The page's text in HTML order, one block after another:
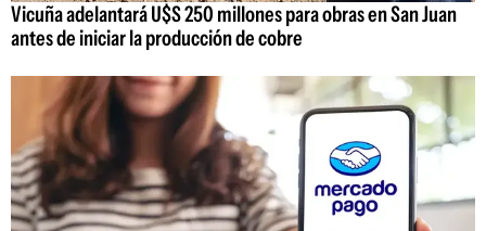
Vicuña adelantará U$S 250 millones para obras en San Juan
antes de iniciar la producción de cobre